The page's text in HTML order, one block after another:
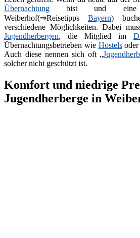
Übernachtung bist und eine
Weiberhof(⇒Reisetipps Bayern)
verschiedene Möglichkeiten. Dabei
Jugendherbergen, die Mitglied im
Übernachtungsbetrieben wie Hostels
Auch diese nennen sich oft „
solcher nicht geschützt ist.
Komfort und niedrige
Jugendherberge in